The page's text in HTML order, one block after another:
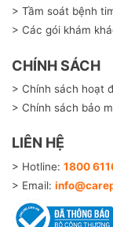
> Tầm soát bệnh
> Các gói khám
CHÍNH SÁCH
> Chính sách hoạt
> Chính sách bảo
LIÊN HỆ
> Hotline: 1800
> Email: